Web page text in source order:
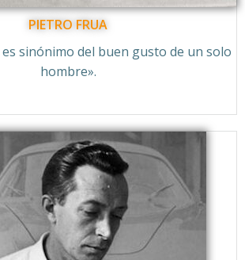
PIETRO FRUA
es sinónimo del buen gusto de un solo
hombre».